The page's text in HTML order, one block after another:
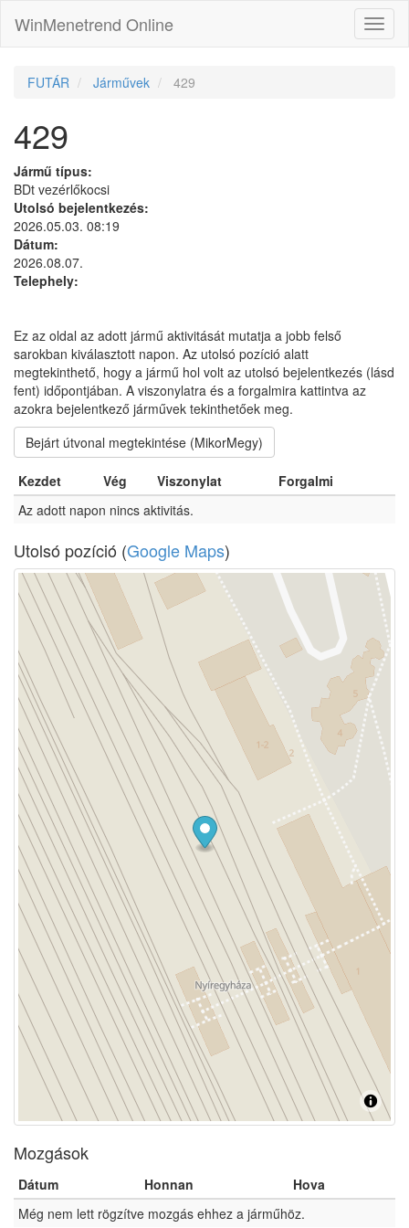
WinMenetrend Online
FUTÁR Járművek 429
429
Jármű típus:
BDt vezérlőkocsi
Utolsó bejelentkezés:
2026.05.03. 08:19
Dátum:
2026.08.07.
Telephely:
Ez az oldal az adott jármű aktivitását mutatja a jobb felső
sarokban kiválasztott napon. Az utolsó pozíció alatt
megtekinthető, hogy a jármű hol volt az utolsó bejelentkezés (lásd
fent) időpontjában. A viszonylatra és a forgalmira kattintva az
azokra bejelentkező járművek tekinthetőek meg.
Bejárt útvonal megtekintése (MikorMegy)
Kezdet Vég Viszonylat
Forgalmi
Az adott napon nincs aktivitás.
Utolsó pozíció (Google Maps)
Mozgások
Dátum Honnan
Hova
Még nem lett rögzítve mozgás ehhez a járműhöz.